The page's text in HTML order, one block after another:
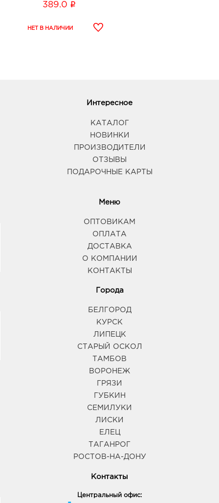
389.0 i
Интересное
КАТАЛОГ
НОВИНКИ
ПРОИЗВОДИТЕЛИ
ОТЗЫВЫ
ПОДАРОЧНЫЕ КАРТЫ
Меню
ОПТОВИКАМ
ОПЛАТА
ДОСТАВКА
О КОМПАНИИ
КОНТАКТЫ
Города
БЕЛГОРОД
КУРСК
ЛИПЕЦК
СТАРЫЙ ОСКОЛ
ТАМБОВ
ВОРОНЕЖ
ГРЯЗИ
ГУБКИН
СЕМИЛУКИ
ЛИСКИ
ЕЛЕЦ
ТАГАНРОГ
РОСТОВ-НА-ДОНУ
Контакты
Центральный офис: